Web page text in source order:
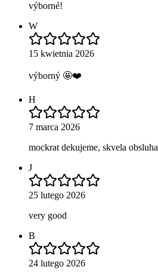
výborné!
W
15 kwietnia 2026
výborný 🤩❤️
H
7 marca 2026
mockrat dekujeme, skvela obsluha
J
25 lutego 2026
very good
B
24 lutego 2026